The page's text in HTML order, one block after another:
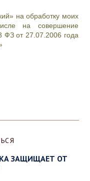
на обработку моих
на совершение
ФЗ от 27.07.2006 года
ЗАЩИЩАЕТ ОТ